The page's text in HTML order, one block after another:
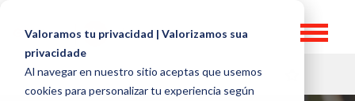
Valoramos tu privacidad | Valorizamos sua
privacidade
Al navegar en nuestro sitio aceptas que usemos
cookies para personalizar tu experiencia según
HR TOPICS